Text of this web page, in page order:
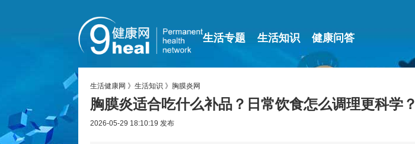
生活专题 生活知识 健康问答
生活健康网 》 生活知识 》 胸膜炎网
胸膜炎适合吃什么补品？日常饮食怎么调理更科学？
2026-05-29 18:10:19 发布